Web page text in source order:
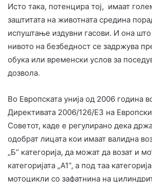
Исто така, потенцира тој, имаат
заштитата на животната средина
испуштање издувни гасови. И она што
нивото на безбедност се задржува
обука или временски услов за
дозвола.
Во Европската унија од 2006 година
Директивата 2006/126/Е3 на
Советот, каде е регулирано дека
одобрат лицата кои имаат валидна
„Б“ категорија, да можат да возат и
категоријата „А1“, а под таа
мотоцикли со зафатнина на